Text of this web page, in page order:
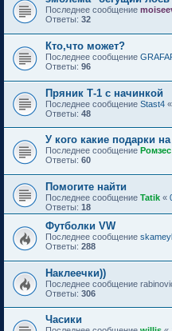
Последнее сообщение
Ответы: 32
Кто,что может?
Последнее сообщение
Ответы: 96
Пряник Т-1 с начинкой
Последнее сообщение Stast4 «
Ответы: 48
У кого какие подарки
Последнее сообщение Ромзес
Ответы: 60
Помогите найти
Последнее сообщение Tatik «
Ответы: 18
Футболки VW
Последнее сообщение
Ответы: 288
Наклеечки))
Последнее сообщение
Ответы: 306
Часики